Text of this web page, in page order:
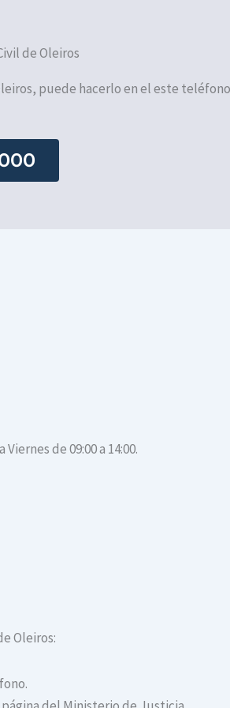
de Oleiros
puede hacerlo en el este
de 09:00 a 14:00.
Oleiros: